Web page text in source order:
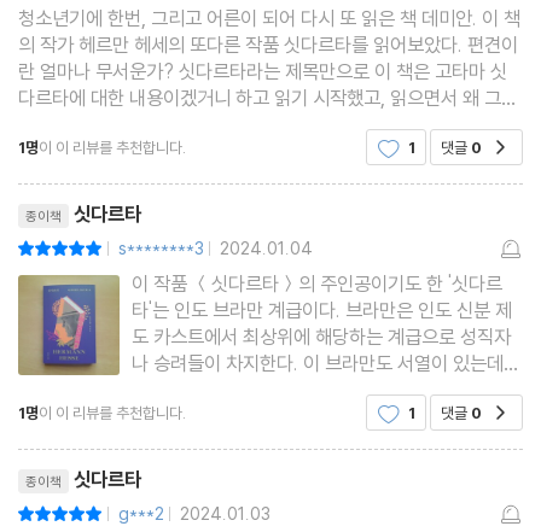
청소년기에 한번, 그리고 어른이 되어 다시 또 읽은 책 데미안. 이 책
의 작가 헤르만 헤세의 또다른 작품 싯다르타를 읽어보았다. 편견이
란 얼마나 무서운가? 싯다르타라는 제목만으로 이 책은 고타마 싯
다르타에 대한 내용이겠거니 하고 읽기 시작했고, 읽으면서 왜 그가
왕자가 아니라 '왕자처럼'이라고 표현된 브라만 학자의 아들로 나오
는지 궁금했다. 그리고 점점더 많이
1명이 이 리뷰를 추천합니다. 1 댓글 0
종이책 싯다르타
| s********3 | 2024.01.04
이 작품 ＜싯다르타＞의 주인공이기도 한 '싯다르
타'는 인도 브라만 계급이다. 브라만은 인도 신분 제
도 카스트에서 최상위에 해당하는 계급으로 성직자
나 승려들이 차지한다. 이 브라만도 서열이 있는데
최고는 성직자와 승려이고 낮은 서열에 학자로 활동
하기도 한단다. 싯다르타는 브라만의 아들로 많은 사
람들의 동경과 존경을 받는 위치에 있고 모든 것이
뛰어났던 싯다르타는 주변
1명이 이 리뷰를 추천합니다. 1 댓글 0
종이책 싯다르타
| g***2 | 2024.01.03